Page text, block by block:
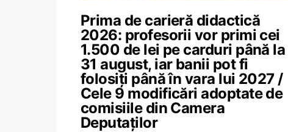
Prima de carieră didactică
2026: profesorii vor primi cei
1.500 de lei pe carduri până la
31 august, iar banii pot fi
folosiți până în vara lui 2027 /
Cele 9 modificări adoptate de
comisiile din Camera
Deputaților